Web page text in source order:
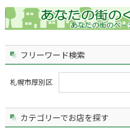
フリーワード検索
札幌市厚別区
カテゴリーでお店を探す